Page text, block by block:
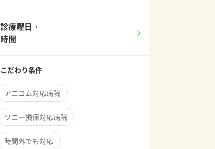
診療曜日・
時間
こだわり条件
アニコム対応病院
ソニー損保対応病院
時間外でも対応